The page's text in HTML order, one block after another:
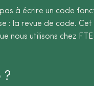
à écrire un code
: la revue de code.
nous utilisons chez
?